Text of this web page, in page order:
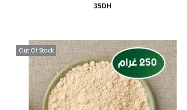
35DH
Out Of Stock